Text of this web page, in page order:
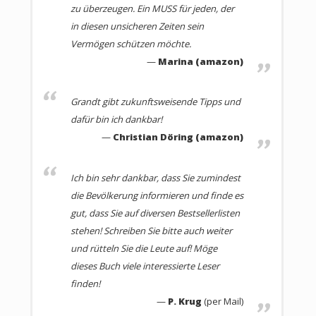
Dieses Buch räumt auf mit vielen Halbwahrheiten,
Mythen und Lügen!
Sie erfahren viele wichtige Details, über die Sie
Sie,
dass unser Grundgesetz eine Enteignung
zulässt?
Zeitbomben sind?
dass der Kurswert einer Aktie keine
Aussagekraft hat?
dass das Sparbuch nicht sicher ist?
dass die meisten Anlageprodukte dem
Vermögensabbau dienen?
dass Sie selbst der beste Renditebringer
zu überzeugen. Ein MUSS für jeden, der
in diesen unsicheren Zeiten sein
Vermögen schützen möchte.
Marina (amazon)
Grandt gibt zukunftsweisende Tipps und
dafür bin ich dankbar!
Christian Döring (amazon)
Ich bin sehr dankbar, dass Sie zumindest
die Bevölkerung informieren und finde es
gut, dass Sie auf diversen Bestsellerlisten
stehen! Schreiben Sie bitte auch weiter
und rütteln Sie die Leute auf! Möge
dieses Buch viele interessierte Leser
finden!
P. Krug (per Mail)